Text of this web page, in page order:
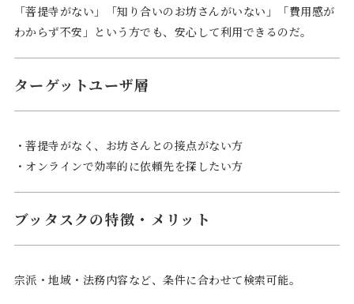
「菩提寺がない」「知り合いのお坊さんがいない」「費用感が
わからず不安」という方でも、安心して利用できるのだ。
ターゲットユーザ層
・菩提寺がなく、お坊さんとの接点がない方
・オンラインで効率的に依頼先を探したい方
ブッタスクの特徴・メリット
宗派・地域・法務内容など、条件に合わせて検索可能。